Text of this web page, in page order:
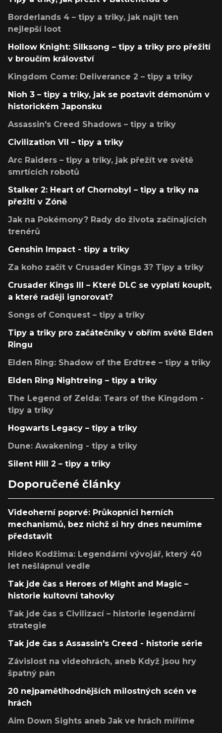
Borderlands 4 – tipy a triky, jak najít ten
nejlepší loot
Hollow Knight: Silksong – tipy a triky pro přežití
v broučím království
Kingdom Come: Deliverance 2 – tipy a triky
Nioh 3 – tipy a triky, jak se postavit démonům v
historickém Japonsku
Assassin's Creed Shadows – tipy a triky
Civilization VII – tipy a triky
Arc Raiders – tipy a triky, jak přežít ve světě
smrtících robotů
Stalker 2: Heart of Chornobyl – tipy a triky na
přežití v Zóně
Jak na Pokémony? Rady do života začínajících
trenérů
Genshin Impact - tipy a triky
Za koho začít v Crusader Kings 3? Tipy a triky
Crusader Kings III – Které DLC se vyplatí koupit,
a které raději ignorovat?
Songs of Conquest – tipy a triky
Tipy a triky pro začátečníky v obřím světě Elden
Ringu
Elden Ring: Shadow of the Erdtree – tipy a triky
Elden Ring Nightreing – tipy a triky
The Legend of Zelda: Tears of the Kingdom -
tipy a triky
Hogwarts Legacy – tipy a triky
Dune: Awakening - tipy a triky
Silent Hill 2 – tipy a triky
Doporučené články
Videoherní poprvé: Průkopníci herních
mechanismů, bez nichž si hry dnes neumíme
představit
Hideo Kodžima: Legendární vývojář, který 40
let nešlápnul vedle
Tak jde čas s Heroes of Might and Magic –
historie kultovní tahovky
Tak jde čas s Civilizací – historie legendární
strategie
Tak jde čas s Assassin's Creed - historie série
Závislost na videohrách, aneb Když jsou hry
špatný pán
20 nejpamětihodnějších milostných scén ve
hrách
Aim Down Sights aneb Jak ve hrách míříme